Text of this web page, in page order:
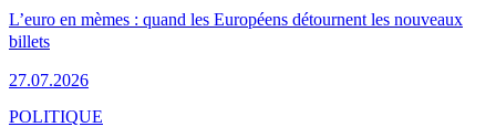
L’euro en mèmes : quand les Européens détournent les nouveaux
billets
27.07.2026
POLITIQUE